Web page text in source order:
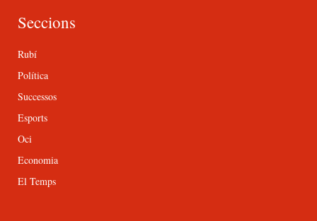
Seccions
Rubí
Política
Successos
Esports
Oci
Economia
El Temps